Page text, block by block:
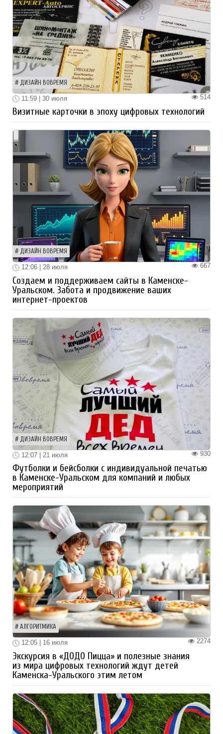
ДИЗАЙН ВОВРЕМЯ
514
11:59 | 30 июля
Визитные карточки в эпоху цифровых технологий
ДИЗАЙН ВОВРЕМЯ
667
12:06 | 28 июля
Создаем и поддерживаем сайты в Каменске-
Уральском. Забота и продвижение ваших
интернет-проектов
ДИЗАЙН ВОВРЕМЯ
930
12:07 | 21 июля
Футболки и бейсболки с индивидуальной печатью
в Каменске-Уральском для компаний и любых
мероприятий
АЛГОРИТМИКА
2274
12:05 | 16 июля
Экскурсия в «ДОДО Пицца» и полезные знания
из мира цифровых технологий ждут детей
Каменска-Уральского этим летом